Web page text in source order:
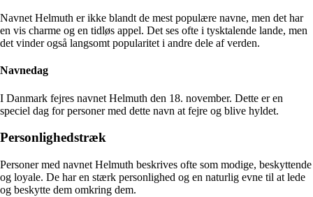
Navnet Helmuth er ikke blandt de mest populære navne, men det har
en vis charme og en tidløs appel. Det ses ofte i tysktalende lande, men
det vinder også langsomt popularitet i andre dele af verden.
Navnedag
I Danmark fejres navnet Helmuth den 18. november. Dette er en
speciel dag for personer med dette navn at fejre og blive hyldet.
Personlighedstræk
Personer med navnet Helmuth beskrives ofte som modige, beskyttende
og loyale. De har en stærk personlighed og en naturlig evne til at lede
og beskytte dem omkring dem.